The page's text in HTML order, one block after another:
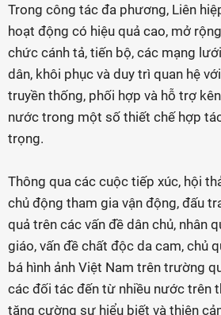
Trong công tác đa phương, Liên
hoạt động có hiệu quả cao, mở
chức cánh tả, tiến bộ, các mạng
dân, khôi phục và duy trì quan hệ
truyền thống, phối hợp và hỗ trợ
nước trong một số thiết chế hợp
trọng.
Thông qua các cuộc tiếp xúc, hội
chủ động tham gia vận động, đấu
quả trên các vấn đề dân chủ, nhân
giáo, vấn đề chất độc da cam, chủ
bá hình ảnh Việt Nam trên trường
các đối tác đến từ nhiều nước trên
tăng cường sự hiểu biết và thiện